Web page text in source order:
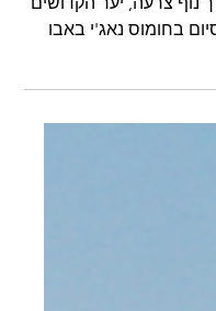
מלטרון דרך מצפה הראל,